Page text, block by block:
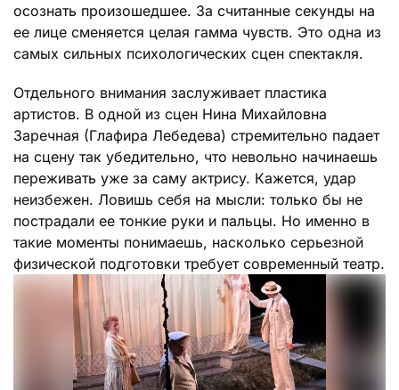
осознать произошедшее. За считанные секунды на
ее лице сменяется целая гамма чувств. Это одна из
самых сильных психологических сцен спектакля.
Отдельного внимания заслуживает пластика
артистов. В одной из сцен Нина Михайловна
Заречная (Глафира Лебедева) стремительно падает
на сцену так убедительно, что невольно начинаешь
переживать уже за саму актрису. Кажется, удар
неизбежен. Ловишь себя на мысли: только бы не
пострадали ее тонкие руки и пальцы. Но именно в
такие моменты понимаешь, насколько серьезной
физической подготовки требует современный театр.